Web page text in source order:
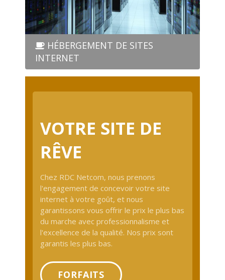
HÉBERGEMENT DE SITES
INTERNET
VOTRE SITE DE
RÊVE
Chez RDC Netcom, nous prenons
l'engagement de concevoir votre site
internet à votre goût, et nous
garantissons vous offrir le prix le plus bas
du marche avec professionnalisme et
l'excellence de la qualité. Nos prix sont
garantis les plus bas.
FORFAITS